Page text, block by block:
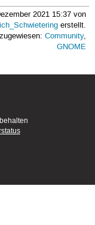
2021 15:37 von
erstellt.
Community,
GNOME